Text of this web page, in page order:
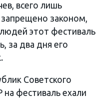
всего лишь
законом,
этот фестиваль
за два дня его
Советского
на фестиваль ехали